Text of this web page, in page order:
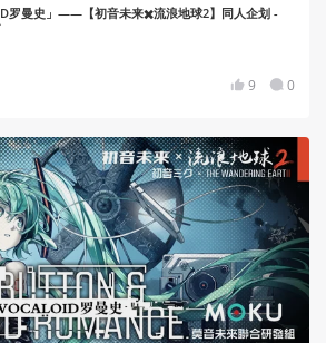
罗曼史」——【初音未来✖️流浪地球2】同人企划 -
9 0